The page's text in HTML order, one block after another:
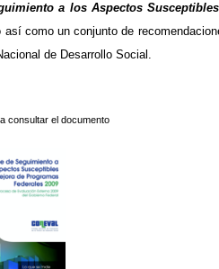
a los Aspectos
como un conjunto de
de Desarrollo Social.
consultar el documento